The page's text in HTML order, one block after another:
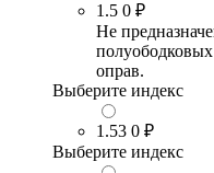
1.5 0 ₽
Не
оправ.
Выберите индекс
1.53 0 ₽
Выберите индекс